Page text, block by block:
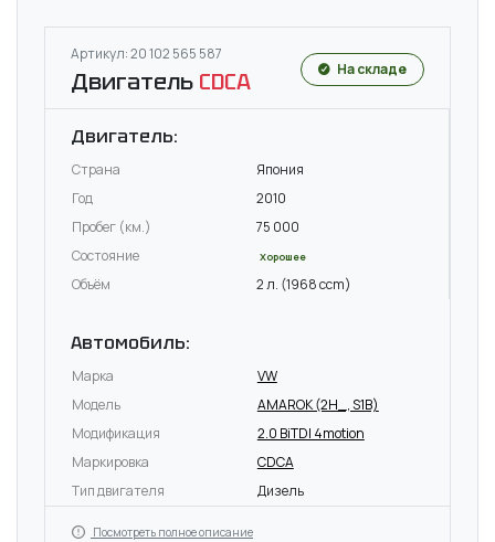
Артикул: 20 102 565 587
Двигатель CDCA На складе
Двигатель:
Страна
Япония
Год
2010
Пробег (км.)
75 000
Состояние
Хорошее
Объём 2 л. (1968 ccm)
Автомобиль:
Марка
VW
Модель
AMAROK (2H_, S1B)
Модификация
2.0 BiTDI 4motion
Маркировка
CDCA
Тип двигателя
Дизель
Посмотреть полное описание